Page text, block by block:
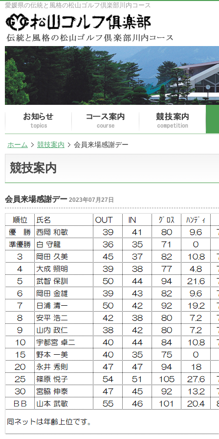
愛媛県の伝統と風格の松山ゴルフ倶楽部川内コース
ホーム 競技案内 会員来場感謝デー
競技案内
会員来場感謝デー 2023年07月27日